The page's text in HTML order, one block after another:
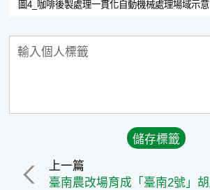
圖4_咖啡後製處理一貫化自動機械處理場域示意
上一篇